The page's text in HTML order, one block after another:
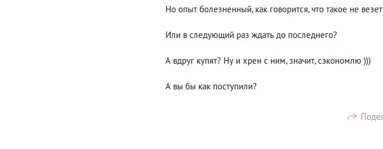
Но опыт болезненный, как говорится, что такое не
Или в следующий раз ждать до последнего?
А вдруг купят? Ну и хрен с ним, значит, сэкономлю )))
А вы бы как поступили?